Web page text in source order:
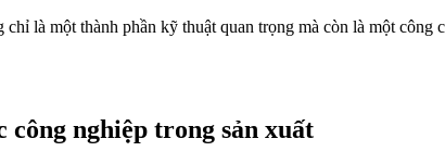
là một thành phần kỹ thuật quan trọng mà còn là một
nghiệp trong sản xuất